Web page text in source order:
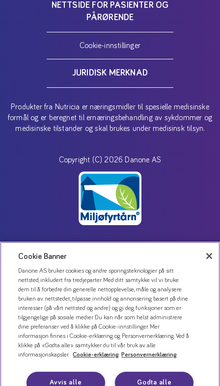
NETTSIDE FOR PASIENTER OG
PÅRØRENDE
Cookie-innstillinger
JURIDISK MERKNAD
Produkter fra Nutricia er næringsmidler til spesielle medisinske
formål og er beregnet til ernæringsbehandling av sykdommer og
medisinske tilstander og skal brukes under medisinsk tilsyn.
Copyright (C) 2026 Danone AS
Personvernerklæring
Bruk av informasjonskapsler
Åpenhetsloven
Cookie Banner
Danone AS bruker cookies og andre sporingsteknologier på sitt
nettsted, inkludert fra tredjeparter. Med ditt samtykke vil vi bruke
dem til å forbedre din generelle nettopplevelse, måle og analysere
bruken av nettstedet, tilpasse innhold og annonsering basert på dine
interesser (på vårt nettsted og andre) og gi deg funksjoner som er
tilgjengelige på sosiale medier. Du kan når som helst administrere
dine preferanser ved å klikke på Cookie-innstillinger. Mer
informasjon finnes i Cookie-erklæring og Personvernerklæring. Ved å
klikke på «Godta alle» samtykker du til vår bruk av alle
informasjonskapsler.
Cookie-erklæring Personvernerklæring
Godta alle
Avvis alle